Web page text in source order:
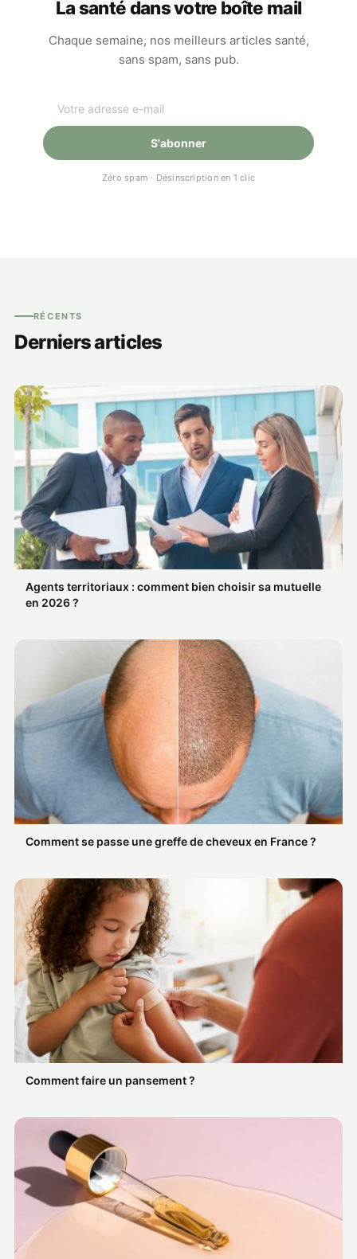
La santé dans votre boîte mail
Chaque semaine, nos meilleurs articles santé,
sans spam, sans pub.
S'abonner
Zéro spam · Désinscription en 1 clic
RÉCENTS
Derniers articles
Agents territoriaux : comment bien choisir sa mutuelle
en 2026 ?
Comment se passe une greffe de cheveux en France ?
Comment faire un pansement ?